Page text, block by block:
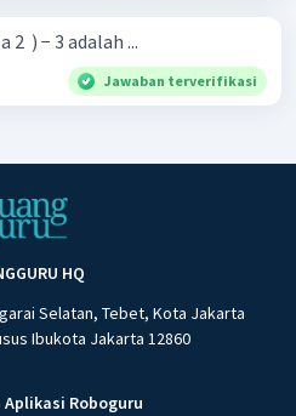
) − 3 adalah ...
Jawaban terverifikasi
HQ
Selatan, Tebet, Kota Jakarta
Ibukota Jakarta 12860
Aplikasi Roboguru